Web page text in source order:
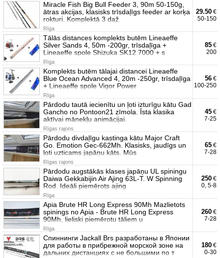
Miracle Fish Big Bull Feeder 3, 90m 50-150g,
ātras akcijas, klasisks trīsdaļīgs feeder ar korķa
rokturi. Komplektā 3 daž
Rīga
29.50 €
50-150
Tālās distances komplekts butēm Lineaeffe
Silver Sands 4, 50m -200gr, trīsdaļīga +
Lineaeffe spole Shizuka SK12 7000 + s
Rīga
85 €
200
Komplekts butēm tālajai distancei Lineaeffe
Blue Ocean Advanced 4, 20m -250gr, trīsdaļīga
+ Lineaeffe spole Vigor Power
Rīga
56 €
100-250
Pārdodu tautā iecienītu un ļoti izturīgu kātu Gad
Gancho no Pontoon21 zīmola. Īsta klasika
aktīvai mānekļu animācijai.
Rīgas rajons
45 €
7-25
Pārdodu divdaļīgu kastinga kātu Major Craft
Go. Emotion Gec-662Mh. Klasisks, jaudīgs un
ļoti uzticams japāņu kāts. Mūs
Rīgas rajons
65 €
7-28
Pārdodu augstākās klases japāņu UL spiningu
Daiwa Gekkabijin Air Ajing 63L-T. W Spinning
Rod. Ideāli piemērots ajing
Rīga
250 €
0, 5-8
Apia Brute HR Long Express 90Mh Mazlietots
spinings no Apia - Brute HR Long Express
90Mh, lieliski piemērotu tāliem u
Rīga
260 €
7-28
Спиннинги Jackall Brs разработаны в Японии
для работы в прибрежной морской зоне на
дальних дистанциях с не большими по т
180 €
0-30